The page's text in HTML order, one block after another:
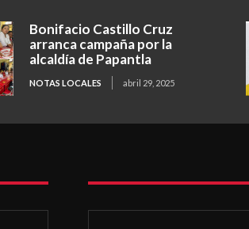
Bonifacio Castillo Cruz
arranca campaña por la
alcaldía de Papantla
NOTAS LOCALES abril 29, 2025